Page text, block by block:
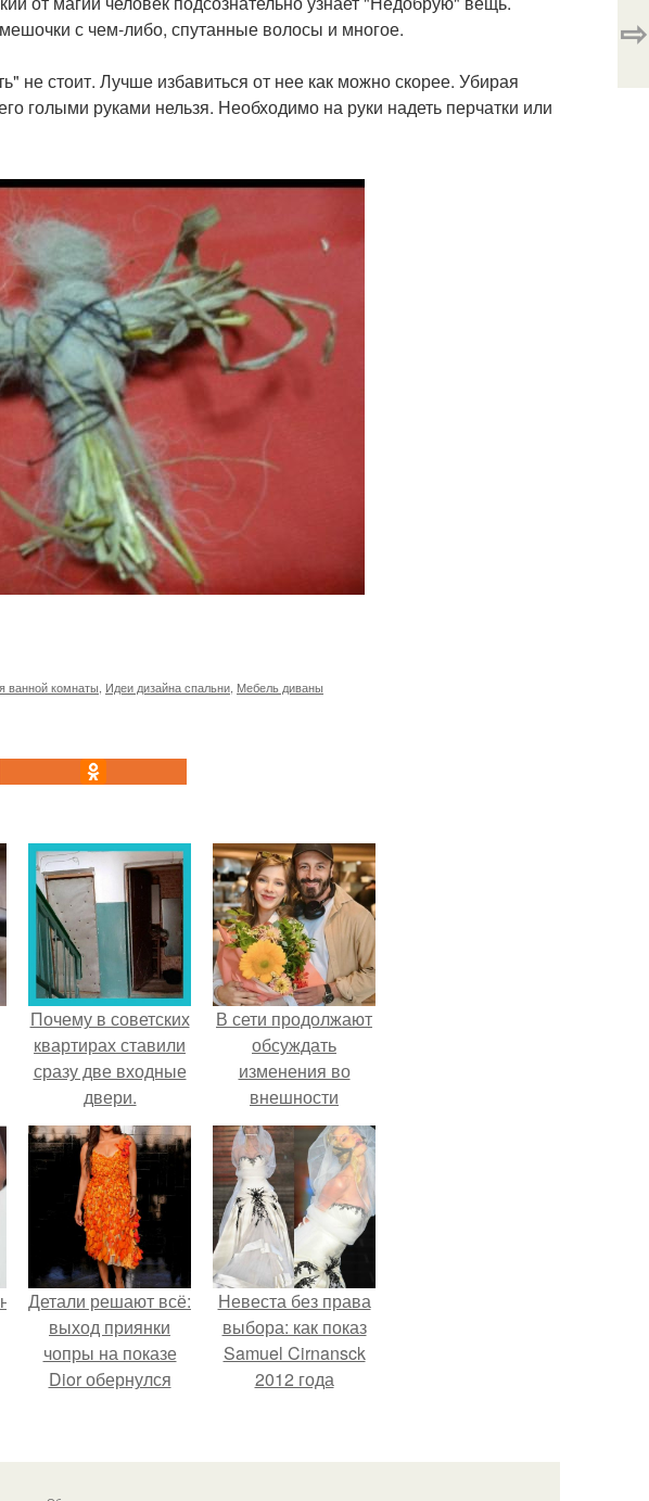
с чем-либо, спутанные волосы и многое.
не стоит. Лучше избавиться от нее как можно скорее. Убирая
голыми руками нельзя. Необходимо на руки надеть перчатки или
ванной комнаты Идеи дизайна спальни Мебель диваны
⇨
Почему в советских
квартирах ставили
сразу две входные
двери.
В сети продолжают
обсуждать
изменения во
внешности
актрисы.
Детали решают всё:
выход приянки
чопры на показе
Dior обернулся
пошива.
Невеста без права
выбора: как показ
Samuel Cirnansck
2012 года
принуждения.